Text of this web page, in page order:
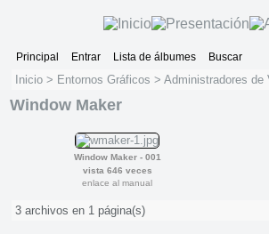
Principal Entrar Lista de álbumes Buscar
Inicio > Entornos Gráficos > Administradores de
Window Maker
Window Maker - 001
vista 646 veces
enlace al manual
3 archivos en 1 página(s)